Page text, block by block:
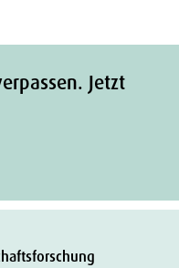
Jetzt